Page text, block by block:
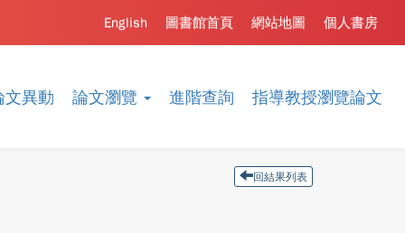
文異動 論文瀏覽 進階查詢 指導教授瀏覽論文
個人書房
網站地圖
圖書館首頁
English
回結果列表